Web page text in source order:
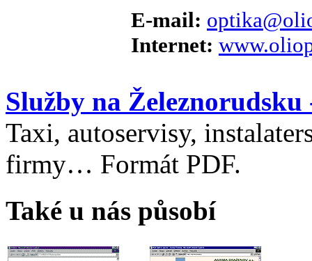
E-mail:
Internet:
Služby na Železnorudsku
Taxi, autoservisy,
firmy… Formát PDF.
Také u nás působí